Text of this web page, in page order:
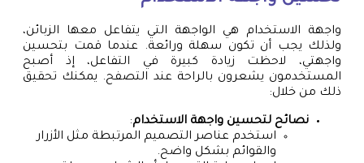
واجهة الاستخدام هي الواجهة التي يتفاعل معها الزبائن،
ولذلك يجب أن تكون سهلة ورائعة. عندما قمت بتحسين
واجهتي، لاحظت زيادة كبيرة في التفاعل، إذ أصبح
المستخدمون يشعرون بالراحة عند التصفح. يمكنك تحقيق
ذلك من خلال:
نصائح لتحسين واجهة الاستخدام:
استخدم عناصر التصميم المرتبطة مثل الأزرار
والقوائم بشكل واضح.